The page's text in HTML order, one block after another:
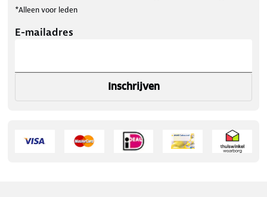
*Alleen voor leden
E-mailadres
Inschrijven